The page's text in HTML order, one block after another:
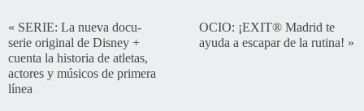
« SERIE: La nueva docu-
serie original de Disney +
cuenta la historia de atletas,
actores y músicos de primera
línea
OCIO: ¡EXIT® Madrid te
ayuda a escapar de la rutina! »